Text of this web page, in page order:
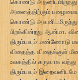
அனைத்திற்கும்
கொண்டு அவனிடமிருந்து
பிறக்கின்றது ஆன்மா.
திரும்பவும் மண்ணோடு
விதைத்த விதைக்குள்
உலகத்தில் கருவாக
திரும்பவும்